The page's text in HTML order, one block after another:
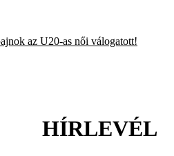
az U20-as női válogatott!
HÍRLEVÉL